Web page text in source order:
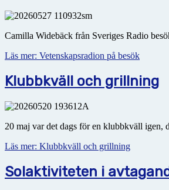
Camilla Widebäck från Sveriges Radio
Läs mer: Vetenskapsradion på besök
Klubbkväll och grillning
20 maj var det dags för en klubbkväll igen,
Läs mer: Klubbkväll och grillning
Solaktiviteten i